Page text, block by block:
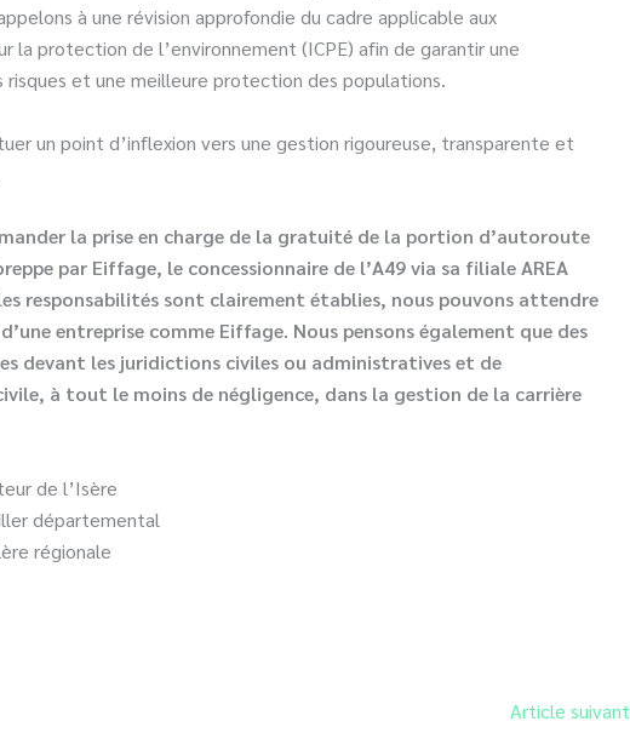
à une révision approfondie du cadre applicable aux
la protection de l’environnement (ICPE) afin de garantir une
et une meilleure protection des populations.
un point d’inflexion vers une gestion rigoureuse, transparente et
la prise en charge de la gratuité de la portion d’autoroute
par Eiffage, le concessionnaire de l’A49 via sa filiale AREA
responsabilités sont clairement établies, nous pouvons attendre
entreprise comme Eiffage. Nous pensons également que des
devant les juridictions civiles ou administratives et de
à tout le moins de négligence, dans la gestion de la carrière
de l’Isère
départemental
régionale
Article suivant